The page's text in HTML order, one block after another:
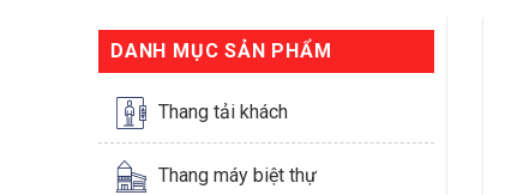
DANH MỤC SẢN PHẨM
Thang tải khách
Thang máy biệt thự